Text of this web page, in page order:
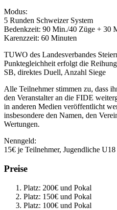
Modus:
5 Runden Schweizer System
Bedenkzeit: 90 Min./40 Züge + 30
Karenzzeit: 60 Minuten
TUWO des Landesverbandes
Punktegleichheit erfolgt die
SB, direktes Duell, Anzahl Siege
Alle Teilnehmer stimmen zu, dass
den Veranstalter an die FIDE
in anderen Medien veröffentlicht
insbesondere den Namen, den
Wertungen.
Nenngeld:
15€ je Teilnehmer, Jugendliche
Preise
Platz: 200€ und Pokal
Platz: 150€ und Pokal
Platz: 100€ und Pokal